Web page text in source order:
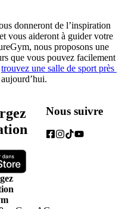
donneront de l’inspiration
vous aideront à guider votre
nous proposons une
que vous pouvez facilement
trouvez une salle de sport près
Nous suivre